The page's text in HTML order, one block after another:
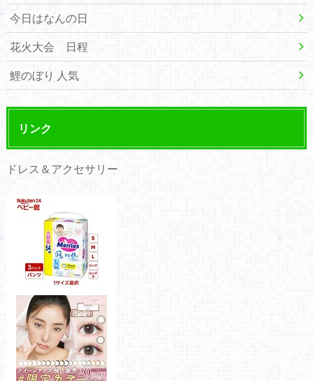
今日はなんの日
花火大会 日程
鯉のぼり 人気
リンク
ドレス＆アクセサリー